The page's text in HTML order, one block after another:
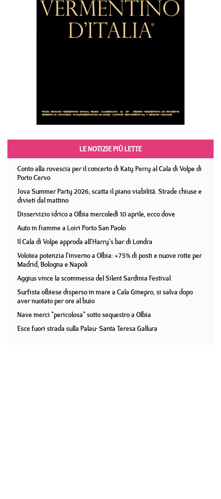
LE NOTIZIE PIÙ LETTE
Conto alla rovescia per il concerto di Katy Perry al Cala di Volpe di
Porto Cervo
Jova Summer Party 2026, scatta il piano viabilità. Strade chiuse e
divieti dal mattino
Disservizio idrico a Olbia mercoledì 10 aprile, ecco dove
Auto in fiamme a Loiri Porto San Paolo
Il Cala di Volpe approda all'Harry's bar di Londra
Volotea potenzia l'inverno a Olbia: +75% di posti e nuove rotte per
Madrid, Bologna e Napoli
Aggius vince la scommessa del Silent Sardinia Festival
Surfista olbiese disperso in mare a Cala Ginepro, si salva dopo
aver nuotato per ore al buio
Nave merci "pericolosa" sotto sequestro a Olbia
Esce fuori strada sulla Palau- Santa Teresa Gallura